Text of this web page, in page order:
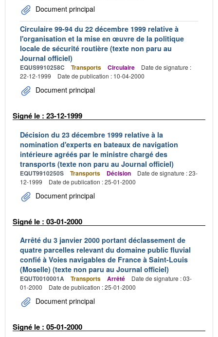
Document principal
Circulaire 99-94 du 22 décembre 1999 relative à
l'organisation et la mise en œuvre de la politique
locale de sécurité routière (texte non paru au
Journal officiel)
EQUS9910258C Transports Circulaire
Date de signature :
22-12-1999
Date de publication : 10-04-2000
Document principal
Signé le : 23-12-1999
Décision du 23 décembre 1999 relative à la
nomination d'experts en bateaux de navigation
intérieure agréés par le ministre chargé des
transports (texte non paru au Journal officiel)
EQUT9910250S Transports Décision
Date de signature : 23-
12-1999
Date de publication : 25-01-2000
Document principal
Signé le : 03-01-2000
Arrêté du 3 janvier 2000 portant déclassement de
quatre parcelles relevant du domaine public fluvial
confié à Voies navigables de France à Saint-Louis
(Moselle) (texte non paru au Journal officiel)
EQUT0010001A Transports Arrêté
Date de signature : 03-
01-2000
Date de publication : 25-01-2000
Document principal
Signé le : 05-01-2000